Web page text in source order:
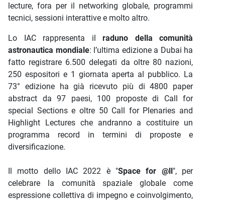
lecture, fora per il networking globale, programmi
tecnici, sessioni interattive e molto altro.
Lo IAC rappresenta il raduno della comunità
astronautica mondiale: l’ultima edizione a Dubai ha
fatto registrare 6.500 delegati da oltre 80 nazioni,
250 espositori e 1 giornata aperta al pubblico. La
73° edizione ha già ricevuto più di 4800 paper
abstract da 97 paesi, 100 proposte di Call for
special Sections e oltre 50 Call for Plenaries and
Highlight Lectures che andranno a costituire un
programma record in termini di proposte e
diversificazione.
Il motto dello IAC 2022 è "Space for @ll ", per
celebrare la comunità spaziale globale come
espressione collettiva di impegno e coinvolgimento,